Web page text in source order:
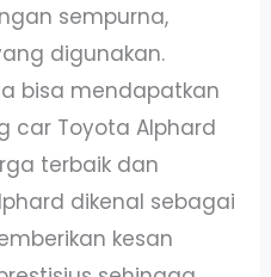
sempurna,
digunakan.
bisa mendapatkan
car Toyota Alphard
terbaik dan
dikenal sebagai
kesan